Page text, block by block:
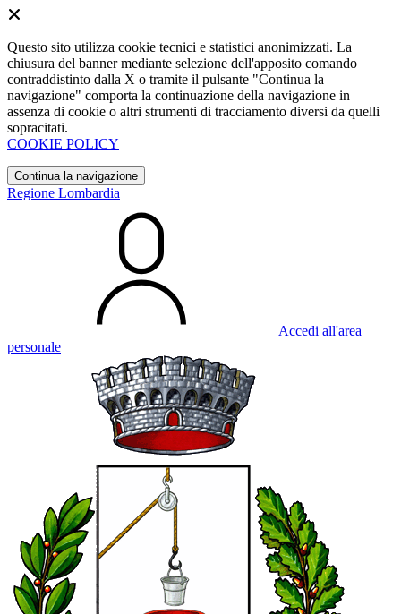
Questo sito utilizza cookie tecnici e statistici anonimizzati. La
chiusura del banner mediante selezione dell'apposito comando
contraddistinto dalla X o tramite il pulsante "Continua la
navigazione" comporta la continuazione della navigazione in
assenza di cookie o altri strumenti di tracciamento diversi da quelli
sopracitati.
COOKIE POLICY
Continua la navigazione
Regione Lombardia
Accedi all'area
personale